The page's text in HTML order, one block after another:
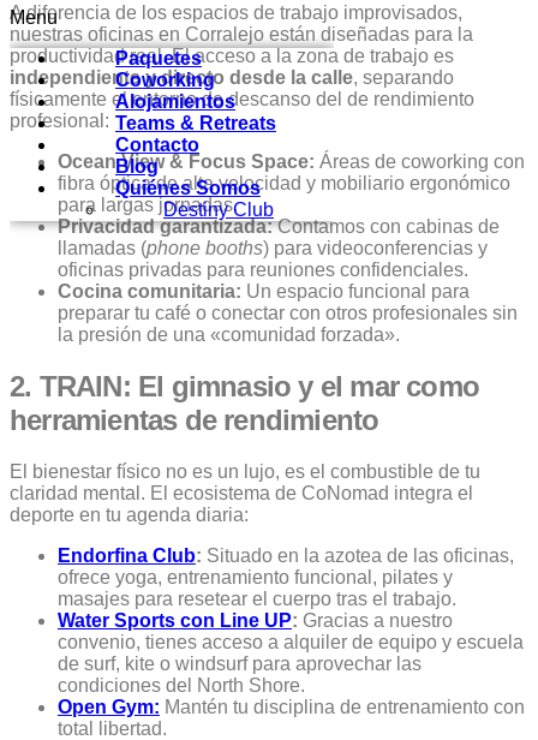
Menu
Paquetes
Coworking
Alojamientos
Teams & Retreats
Contacto
Blog
Quiénes Somos
Destiny Club
A diferencia de los espacios de trabajo improvisados,
nuestras oficinas en Corralejo están diseñadas para la
productividad real. El acceso a la zona de trabajo es
independiente y directo desde la calle, separando
físicamente el entorno de descanso del de rendimiento
profesional:
Ocean View & Focus Space: Áreas de coworking con
fibra óptica de alta velocidad y mobiliario ergonómico
para largas jornadas.
Privacidad garantizada:Contamos con cabinas de
llamadas (phone booths) para videoconferencias y
oficinas privadas para reuniones confidenciales.
Cocina comunitaria: Un espacio funcional para
preparar tu café o conectar con otros profesionales sin
la presión de una «comunidad forzada».
2. TRAIN: El gimnasio y el mar como
herramientas de rendimiento
El bienestar físico no es un lujo, es el combustible de tu
claridad mental. El ecosistema de CoNomad integra el
deporte en tu agenda diaria:
Endorfina Club: Situado en la azotea de las oficinas,
ofrece yoga, entrenamiento funcional, pilates y
masajes para resetear el cuerpo tras el trabajo.
Water Sports con Line UP: Gracias a nuestro
convenio, tienes acceso a alquiler de equipo y escuela
de surf, kite o windsurf para aprovechar las
condiciones del North Shore.
Open Gym: Mantén tu disciplina de entrenamiento con
total libertad.